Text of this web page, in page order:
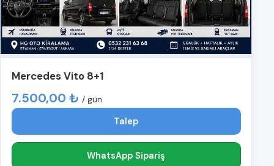
Mercedes Vito 8+1
7.500,00 ₺ / gün
Talep
WhatsApp Sipariş